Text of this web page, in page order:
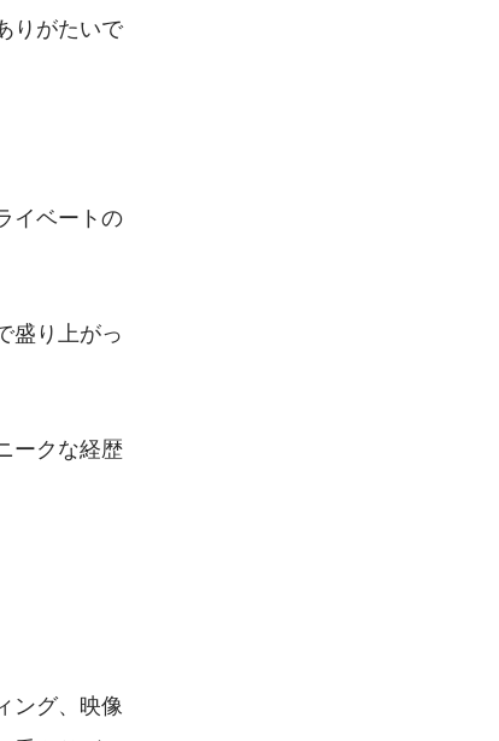
りがたいで
イベートの
盛り上がっ
ークな経歴
ング、映像